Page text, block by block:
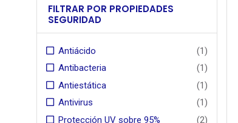
FILTRAR POR PROPIEDADES
SEGURIDAD
Antiácido
(1)
Antibacteria
(1)
Antiestática
(1)
Antivirus
(1)
Protección UV sobre 95%
(2)